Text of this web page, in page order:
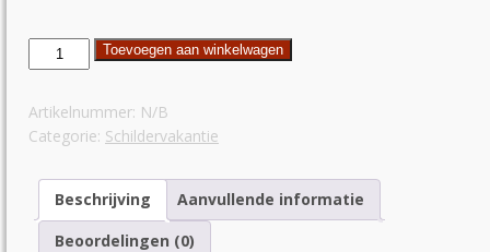
Schildervakantie
1p.
eigen
sanitair
nu399,-
zat12-
do17sept
Toevoegen aan winkelwagen
Artikelnummer: N/B
Categorie: Schildervakantie
Beschrijving
Aanvullende informatie
Beoordelingen (0)